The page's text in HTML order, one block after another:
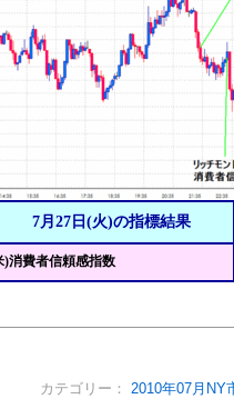
7月27日(火)の指標結果
)消費者信頼感指数
カテゴリー： 2010年07月NY